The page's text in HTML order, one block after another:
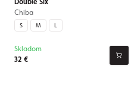
Double Six
Chiba
S M L
32 €
Skladom